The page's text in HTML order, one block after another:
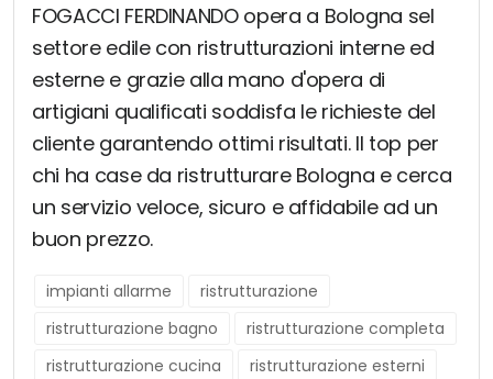
FOGACCI FERDINANDO opera a Bologna sel
settore edile con ristrutturazioni interne ed
esterne e grazie alla mano d'opera di
artigiani qualificati soddisfa le richieste del
cliente garantendo ottimi risultati. Il top per
chi ha case da ristrutturare Bologna e cerca
un servizio veloce, sicuro e affidabile ad un
buon prezzo.
impianti allarme
ristrutturazione
ristrutturazione bagno
ristrutturazione completa
ristrutturazione cucina
ristrutturazione esterni